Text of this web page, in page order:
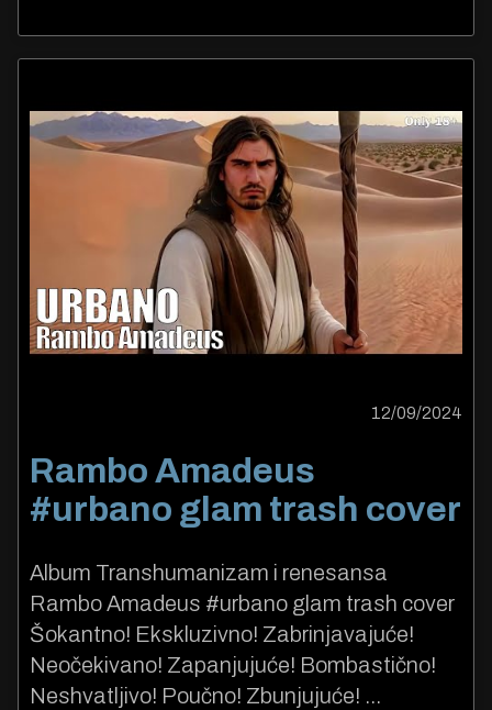
12/09/2024
Rambo Amadeus
#urbano glam trash cover
Album Transhumanizam i renesansa
Rambo Amadeus #urbano glam trash cover
Šokantno! Ekskluzivno! Zabrinjavajuće!
Neočekivano! Zapanjujuće! Bombastično!
Neshvatljivo! Poučno! Zbunjujuće! ...